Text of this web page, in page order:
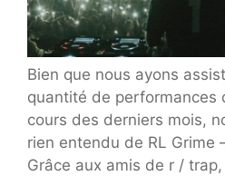
Bien que nous ayons
quantité de performances
cours des derniers mois,
rien entendu de RL Grime
Grâce aux amis de r /